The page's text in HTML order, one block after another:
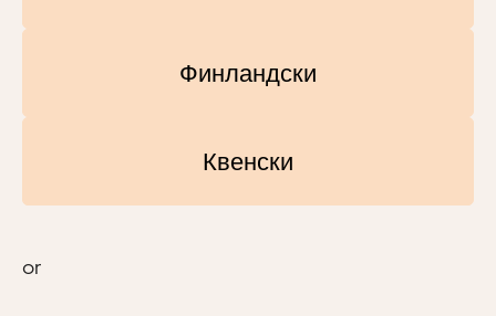
Финландски
Квенски
or